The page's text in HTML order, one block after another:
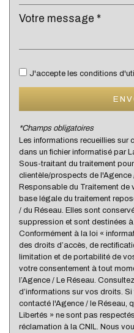
Lycée
statistiques
Nombre d'habitants
Propriétaires (vs.
Taxe habitation
Taxe foncière
Habitants de moins de 25
Habitants de 25 à 55 ans
Habitants de plus de 55
Nombre d'enfants par
J'accepte les conditions
*Champs obligatoires
Les informations recueillies sur
dans un fichier informatisé par
Sous-traitant du traitement
clientèle/prospects de l'Agence
Responsable du Traitement de
base légale du traitement
/ du Réseau. Elles sont
suppression et sont destinées à
Conformément à la loi «
des droits d’accès, de
limitation et de portabilité de
votre consentement à tout
l’Agence / Le Réseau.
d’informations sur vos droits.
contacté l'Agence / le Réseau,
Libertés » ne sont pas
réclamation à la CNIL. Nous